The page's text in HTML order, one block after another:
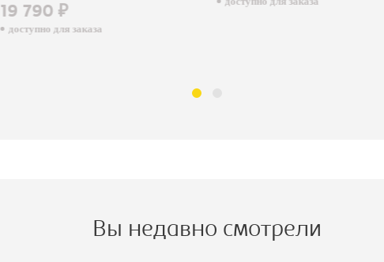
19 790 ₽
доступно для заказа
Вы недавно смотрели